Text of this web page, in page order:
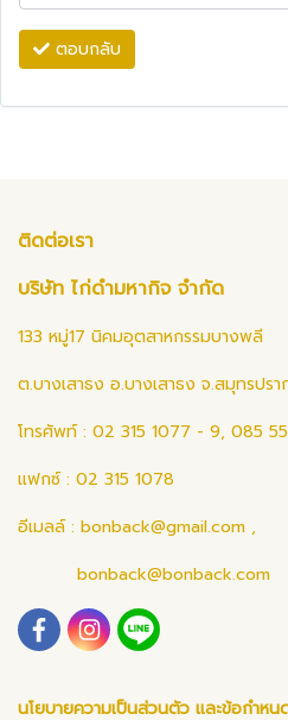
ตอบกลับ
ติดต่อเรา
บริษัท ไก่ดำมหากิจ จำกัด
133 หมู่17 นิคมอุตสาหกรรมบางพลี
ต.บางเสาธง อ.บางเสาธง จ.สมุทรปร
โทรศัพท์ : 02 315 1077 - 9, 085
แฟกซ์ : 02 315 1078
อีเมลล์ : bonback@gmail.com ,
bonback@bonback.com
นโยบายความเป็นส่วนตัว และข้อกำหน